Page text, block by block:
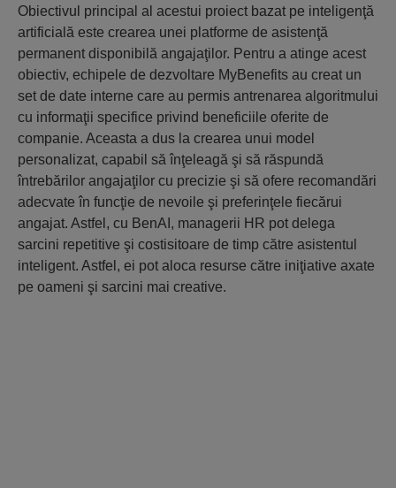
Obiectivul principal al acestui proiect bazat pe inteligenţă
artificială este crearea unei platforme de asistenţă
permanent disponibilă angajaţilor. Pentru a atinge acest
obiectiv, echipele de dezvoltare MyBenefits au creat un
set de date interne care au permis antrenarea algoritmului
cu informaţii specifice privind beneficiile oferite de
companie. Aceasta a dus la crearea unui model
personalizat, capabil să înţeleagă şi să răspundă
întrebărilor angajaţilor cu precizie şi să ofere recomandări
adecvate în funcţie de nevoile şi preferinţele fiecărui
angajat. Astfel, cu BenAI, managerii HR pot delega
sarcini repetitive şi costisitoare de timp către asistentul
inteligent. Astfel, ei pot aloca resurse către iniţiative axate
pe oameni şi sarcini mai creative.